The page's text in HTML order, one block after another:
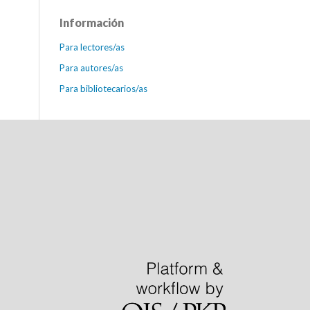
Información
Para lectores/as
Para autores/as
Para bibliotecarios/as